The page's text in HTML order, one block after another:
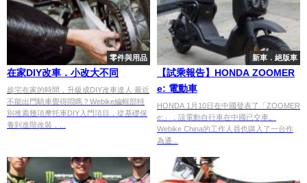
零件與用品
在家DIY改車．小改大不同
趁宅在家的時間，升級成DIY改車達人 最近
不能出門騎車覺得悶嗎？Webike編輯部特
別推薦幾項摩托車DIY入門項目，從基礎保
養到進階改裝，...
新車．絕版車
【試乘報告】HONDA ZOOMER
e: 電動車
HONDA 1月10日在中國發表了「ZOOMER
e:」，該電動自行車在中國已交車。
Webike China的工作人員也購入了一台作
為通...